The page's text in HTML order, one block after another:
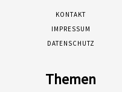
KONTAKT
IMPRESSUM
DATENSCHUTZ
Themen